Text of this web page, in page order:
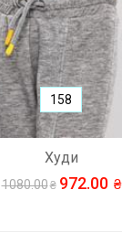
Худи
1080.00 972.00
158